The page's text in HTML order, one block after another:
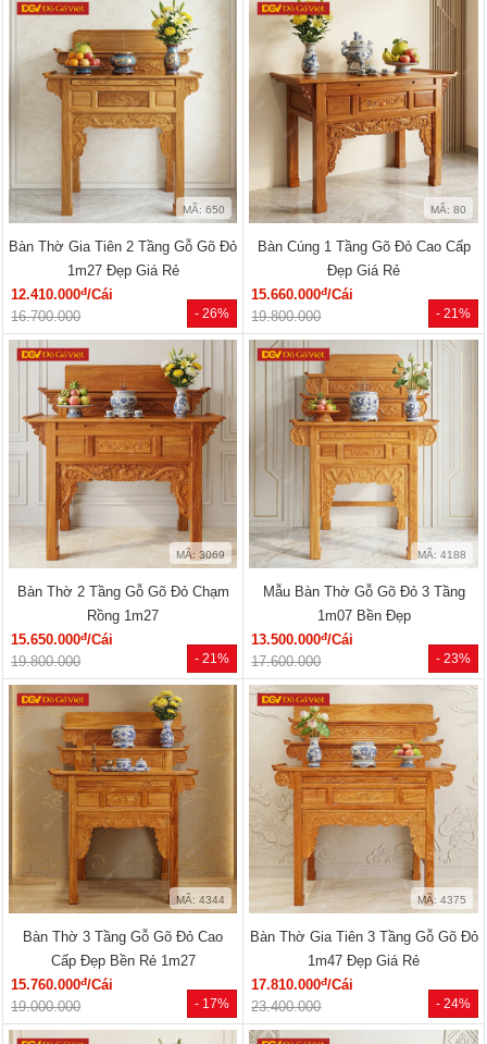
- 26%
MÃ: 650
Bàn Thờ Gia Tiên 2 Tầng Gỗ Gõ Đỏ
1m27 Đẹp Giá Rẻ
12.410.000đ/Cái
16.700.000
- 21%
MÃ: 80
Bàn Cúng 1 Tầng Gõ Đỏ Cao Cấp
Đẹp Giá Rẻ
15.660.000đ/Cái
19.800.000
- 21%
MÃ: 3069
Bàn Thờ 2 Tầng Gỗ Gõ Đỏ Chạm
Rồng 1m27
15.650.000đ/Cái
19.800.000
- 23%
MÃ: 4188
Mẫu Bàn Thờ Gỗ Gõ Đỏ 3 Tầng
1m07 Bền Đẹp
13.500.000đ/Cái
17.600.000
- 17%
MÃ: 4344
Bàn Thờ 3 Tầng Gỗ Gõ Đỏ Cao
Cấp Đẹp Bền Rẻ 1m27
15.760.000đ/Cái
19.000.000
- 24%
MÃ: 4375
Bàn Thờ Gia Tiên 3 Tầng Gỗ Gõ Đỏ
1m47 Đẹp Giá Rẻ
17.810.000đ/Cái
23.400.000